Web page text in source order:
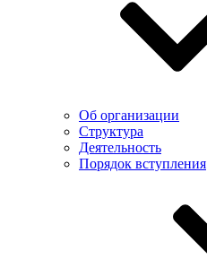
Об организации
Структура
Деятельность
Порядок вступления